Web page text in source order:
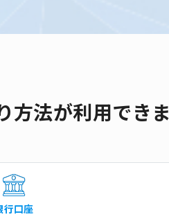
方法が利用でき
行口座